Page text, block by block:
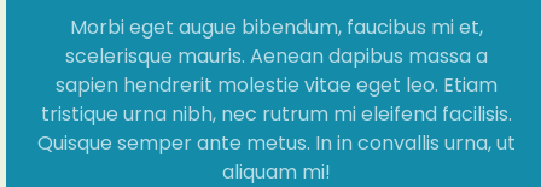
Morbi eget augue bibendum, faucibus mi et,
scelerisque mauris. Aenean dapibus massa a
sapien hendrerit molestie vitae eget leo. Etiam
tristique urna nibh, nec rutrum mi eleifend facilisis.
Quisque semper ante metus. In in convallis urna, ut
aliquam mi!